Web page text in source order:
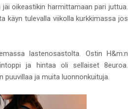
oikeastikin harmittamaan pari juttua.
käyn tulevalla viikolla kurkkimassa jos
lastenosastolta. Ostin H&m:n
ja hintaa oli sellaiset 8euroa.
ja muita luonnonkuituja.